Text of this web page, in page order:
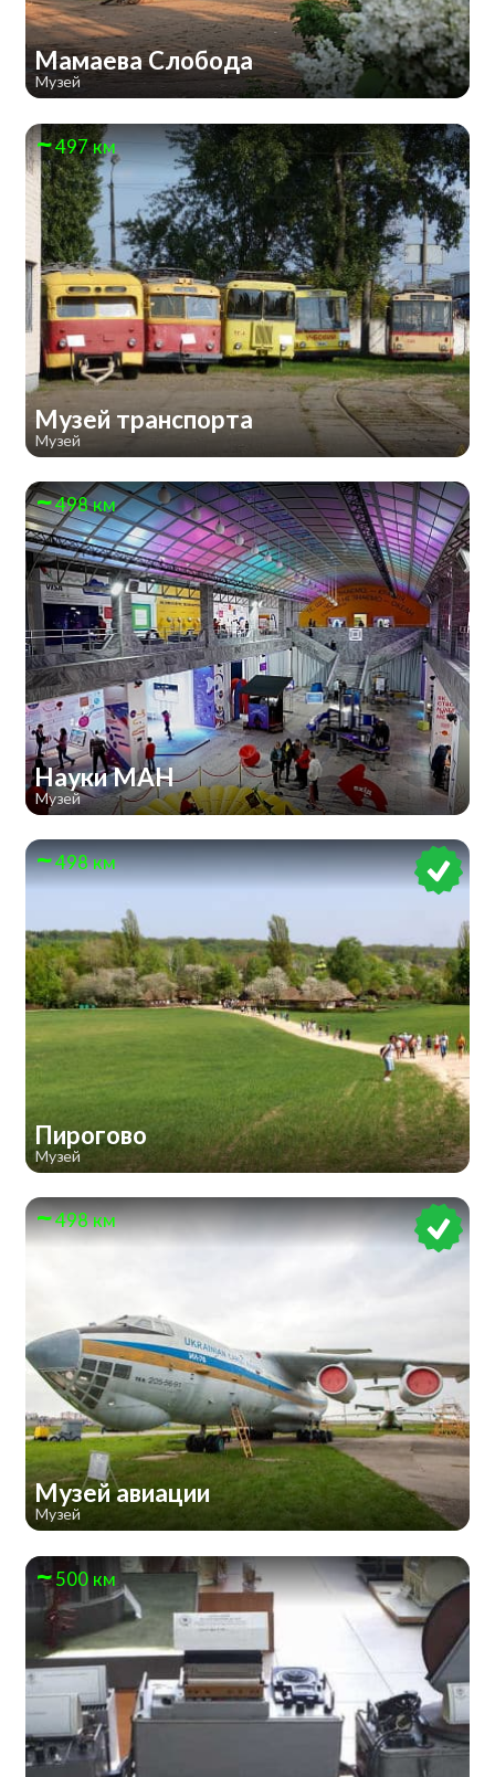
Мамаева Слобода
Музей
497 км
Музей транспорта
Музей
498 км
Науки МАН
Музей
498 км
Пирогово
Музей
498 км
Музей авиации
Музей
500 км